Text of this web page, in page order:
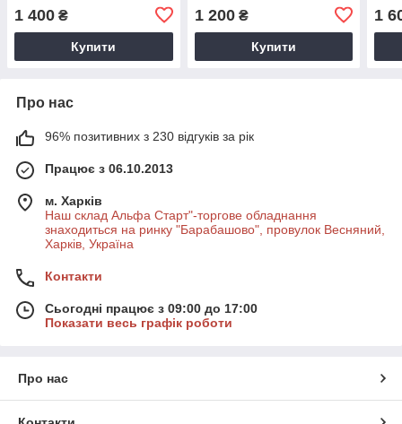
1 400 ₴
Купити
1 200₴
Купити
1
Про нас
96% позитивних з 230 відгуків за рік
Працює з 06.10.2013
м. Харків
Наш склад Альфа Старт"-торгове обладнання
знаходиться на ринку "Барабашово", провулок Весняний,
Харків, Україна
Контакти
Сьогодні працює з 09:00 до 17:00
Показати весь графік роботи
Про нас